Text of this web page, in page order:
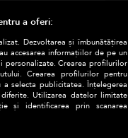
a oferi:
Dezvoltarea și îmbunătățirea
accesarea informațiilor de pe un
Crearea profilurilor
Crearea profilurilor pentru
selecta publicitatea. Înțelegerea
Utilizarea datelor limitate
și identificarea prin scanarea